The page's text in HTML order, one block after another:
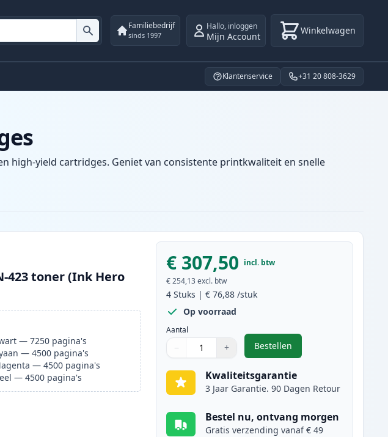
Familiebedrijf
sinds 1997
Hallo, inloggen
Mijn Account Winkelwagen
Klantenservice +31 20 808-3629
high-yield cartridges. Geniet van consistente printkwaliteit en snelle
423 toner (Ink Hero
—7250 pagina's
—4500 pagina's
—4500 pagina's
—4500 pagina's
€ 307,50 incl. btw
€ 254,13 excl. btw
4 Stuks |€ 76,88 /stuk
Op voorraad
Aantal
Aantal
Gebruik de knoppen om aan te passen
− +
Aantal 1
Bestellen
,4 stuks Brother TN-423
Kwaliteitsgarantie
3 Jaar Garantie. 90 Dagen Retour
Bestel nu, ontvang morgen
Gratis verzending vanaf € 49